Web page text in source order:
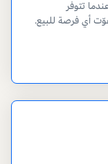
تتوفر
أي فرصة للبيع.